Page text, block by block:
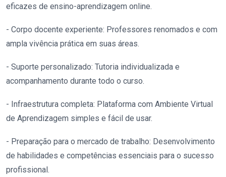
eficazes de ensino-aprendizagem online.
- Corpo docente experiente: Professores renomados e com
ampla vivência prática em suas áreas.
- Suporte personalizado: Tutoria individualizada e
acompanhamento durante todo o curso.
- Infraestrutura completa: Plataforma com Ambiente Virtual
de Aprendizagem simples e fácil de usar.
- Preparação para o mercado de trabalho: Desenvolvimento
de habilidades e competências essenciais para o sucesso
profissional.